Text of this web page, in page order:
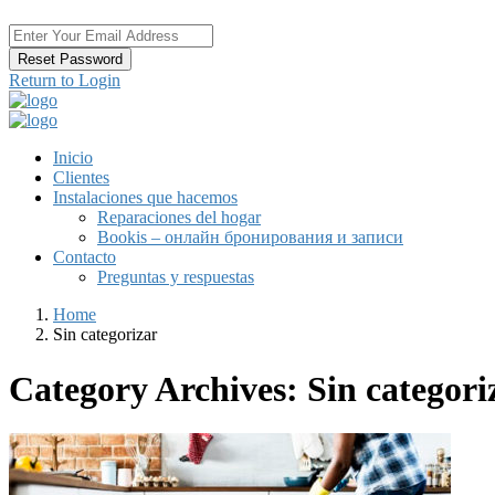
Reset Password
Return to Login
Inicio
Clientes
Instalaciones que hacemos
Reparaciones del hogar
Bookis – онлайн бронирования и записи
Contacto
Preguntas y respuestas
Home
Sin categorizar
Category Archives: Sin